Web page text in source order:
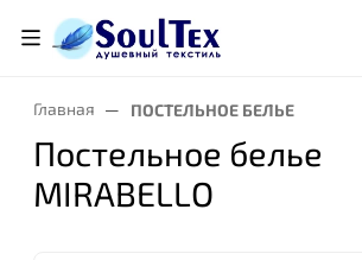
Главная ПОСТЕЛЬНОЕ БЕЛЬЕ
Постельное белье
MIRABELLO